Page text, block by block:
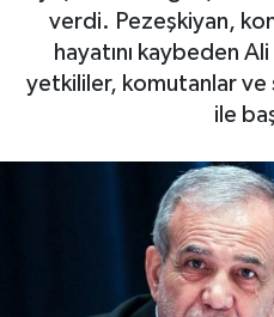
verdi. Pezeşkiyan,
hayatını kaybeden
yetkililer, komutanlar ve
ile